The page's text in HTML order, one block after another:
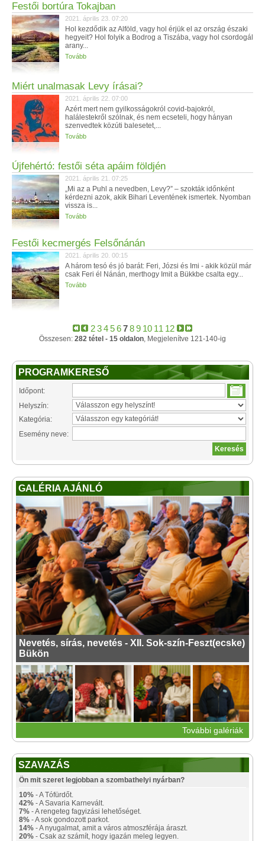
Festői bortúra Tokajban
2021. április 23. 07:20
Hol kezdődik az Alföld, vagy hol érjük el az ország északi
hegyeit? Hol folyik a Bodrog a Tiszába, vagy hol csordogál
arany...
Tovább
Miért unalmasak Levy írásai?
2021. április 22. 07:00
Azért mert nem gyilkosságokról covid-bajokról,
halálestekről szólnak, és nem ecseteli, hogy hányan
szenvedtek közúti balesetet,...
Tovább
Újfehértó: festői séta apáim földjén
2021. április 21. 07:25
„Mi az a Puhl a nevedben, Levy?” – szokták időnként
kérdezni azok, akik Bihari Leventének ismertek. Nyomban
vissza is...
Tovább
Festői kecmergés Felsőnánán
2021. április 20. 00:15
A három tesó és jó barát: Feri, Józsi és Imi - akik közül már
csak Feri él Nánán, merthogy Imit a Bükkbe csalta egy...
Tovább
23456789 10 11 12
Összesen: 282 tétel - 15 oldalon, Megjelenítve 121-140-ig
PROGRAMKERESŐ
Időpont:
Helyszín:
Kategória:
Esemény neve:
GALÉRIA AJÁNLÓ
Nevetés, sírás, nevetés - XII. Sok-szín-Feszt(ecske)
Bükön
További galériák
SZAVAZÁS
Ön mit szeret legjobban a szombathelyi nyárban?
10% - A Tófürdőt.
42% - A Savaria Karnevált.
7% - A rengeteg fagyizási lehetőséget.
8% - A sok gondozott parkot.
14% - A nyugalmat, amit a város atmoszférája áraszt.
20% - Csak az számít, hogy igazán meleg legyen.